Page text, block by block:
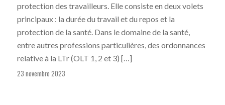
protection des travailleurs. Elle consiste en deux volets
principaux : la durée du travail et du repos et la
protection de la santé. Dans le domaine de la santé,
entre autres professions particulières, des ordonnances
relative à la LTr (OLT 1, 2 et 3) […]
23 novembre 2023